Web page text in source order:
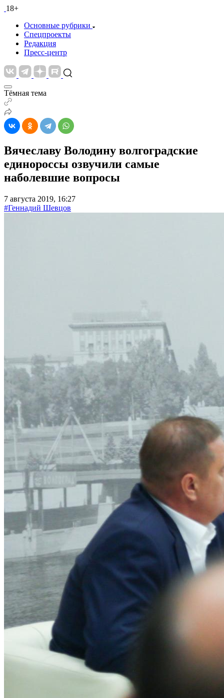
18+
Основные рубрики
Спецпроекты
Редакция
Пресс-центр
Тёмная тема
Вячеславу Володину волгоградские
единороссы озвучили самые
наболевшие вопросы
7 августа 2019, 16:27
#Геннадий Шевцов